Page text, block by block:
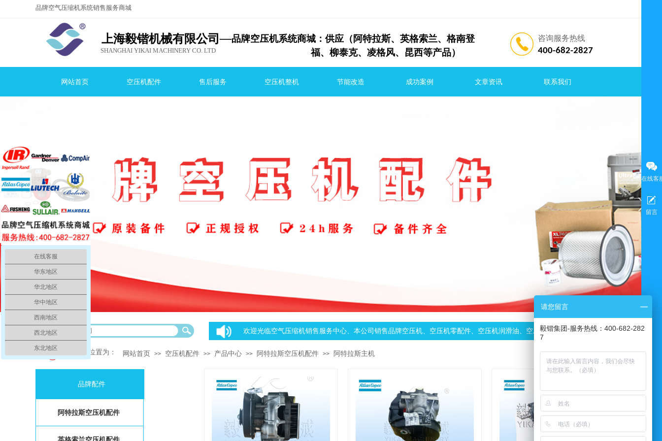
品牌空气压缩机系统销售服务商城
—品牌空压机系统商城：供应（阿特拉斯、英格索兰、格南登
福、 柳泰克、 凌格风、昆西等产品）
上海毅锴机械有限公司 咨询服务热线
400-682-2827
SHANGHAI YIKAI MACHINERY CO. LTD
网站首页 空压机配件 售后服务 空压机整机 节能改造 成功案例 文章资讯 联系我们
中心、本公司销售品牌空压机、空压机零配件、空压机润滑油、空压机... 欢迎光临空气压缩机销售服务中心、本公司销售品牌空压机、空压机零配件、空压机润滑油、空压机... 欢迎光临空气压缩机销售服务中
你的当前位置为： 网站首页 >> 空压机配件 >> 产品中心 >> 阿特拉斯空压机配件 >> 阿特拉斯主机
品牌配件
阿特拉斯空压机配件
在线客
留言
在线客服
华东地区
华北地区
华中地区
西南地区
西北地区
东北地区
请您留言
毅锴集团-服务热线：400-682-282